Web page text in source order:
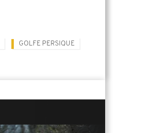
GOLFE PERSIQUE